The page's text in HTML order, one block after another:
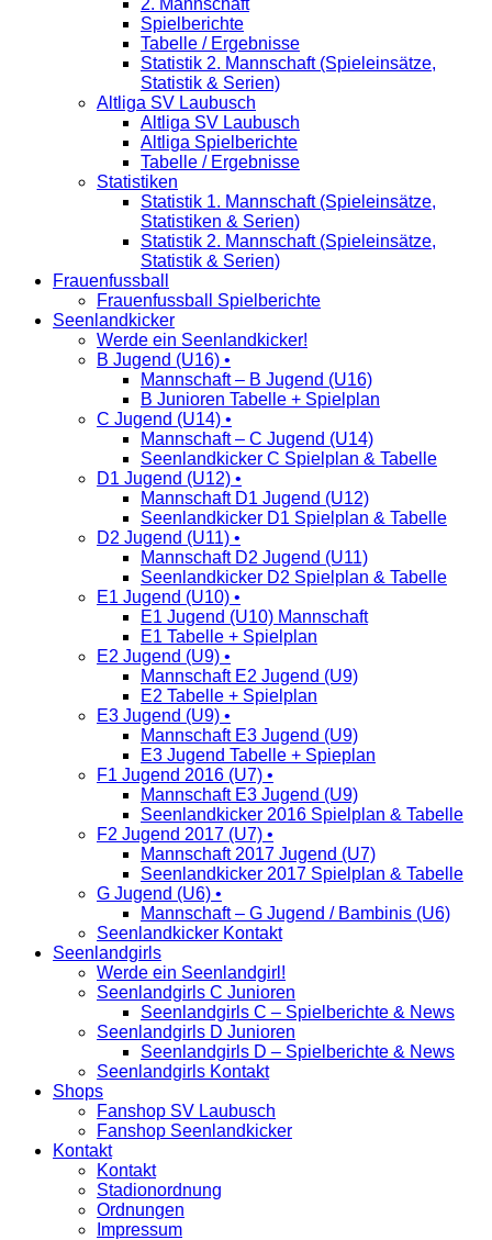
2. Mannschaft
Spielberichte
Tabelle / Ergebnisse
Statistik 2. Mannschaft (Spieleinsätze,
Statistik & Serien)
Altliga SV Laubusch
Altliga SV Laubusch
Altliga Spielberichte
Tabelle / Ergebnisse
Statistiken
Statistik 1. Mannschaft (Spieleinsätze,
Statistiken & Serien)
Statistik 2. Mannschaft (Spieleinsätze,
Statistik & Serien)
Frauenfussball
Frauenfussball Spielberichte
Seenlandkicker
Werde ein Seenlandkicker!
B Jugend (U16) •
Mannschaft – B Jugend (U16)
B Junioren Tabelle + Spielplan
C Jugend (U14) •
Mannschaft – C Jugend (U14)
Seenlandkicker C Spielplan & Tabelle
D1 Jugend (U12) •
Mannschaft D1 Jugend (U12)
Seenlandkicker D1 Spielplan & Tabelle
D2 Jugend (U11) •
Mannschaft D2 Jugend (U11)
Seenlandkicker D2 Spielplan & Tabelle
E1 Jugend (U10) •
E1 Jugend (U10) Mannschaft
E1 Tabelle + Spielplan
E2 Jugend (U9) •
Mannschaft E2 Jugend (U9)
E2 Tabelle + Spielplan
E3 Jugend (U9) •
Mannschaft E3 Jugend (U9)
E3 Jugend Tabelle + Spieplan
F1 Jugend 2016 (U7) •
Mannschaft E3 Jugend (U9)
Seenlandkicker 2016 Spielplan & Tabelle
F2 Jugend 2017 (U7) •
Mannschaft 2017 Jugend (U7)
Seenlandkicker 2017 Spielplan & Tabelle
G Jugend (U6) •
Mannschaft – G Jugend / Bambinis (U6)
Seenlandkicker Kontakt
Seenlandgirls
Werde ein Seenlandgirl!
Seenlandgirls C Junioren
Seenlandgirls C – Spielberichte & News
Seenlandgirls D Junioren
Seenlandgirls D – Spielberichte & News
Seenlandgirls Kontakt
Shops
Fanshop SV Laubusch
Fanshop Seenlandkicker
Kontakt
Kontakt
Stadionordnung
Ordnungen
Impressum